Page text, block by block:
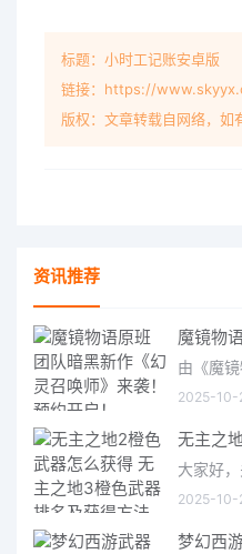
标题：小时工记账安卓版
链接：https://
版权：文章转载自网络，如
资讯推荐
2025-10-
2025-10-
梦幻西